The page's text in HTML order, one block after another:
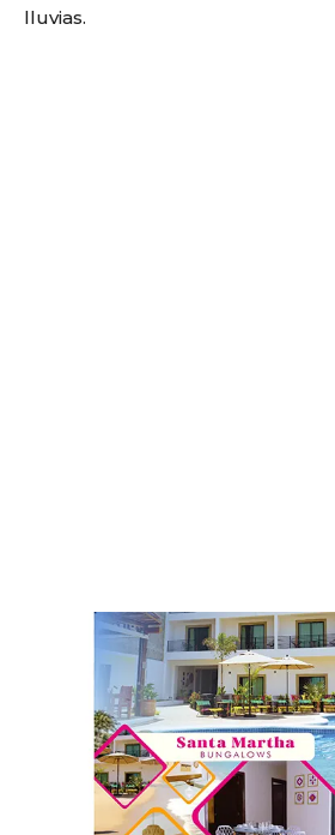
lluvias.